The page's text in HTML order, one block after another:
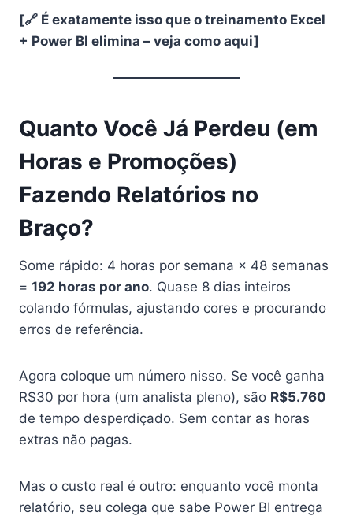
[🔗 É exatamente isso que o treinamento Excel
+ Power BI elimina – veja como aqui]
Quanto Você Já Perdeu (em
Horas e Promoções)
Fazendo Relatórios no
Braço?
Some rápido: 4 horas por semana × 48 semanas
= 192 horas por ano. Quase 8 dias inteiros
colando fórmulas, ajustando cores e procurando
erros de referência.
Agora coloque um número nisso. Se você ganha
R$30 por hora (um analista pleno), são R$5.760
de tempo desperdiçado. Sem contar as horas
extras não pagas.
Mas o custo real é outro: enquanto você monta
relatório, seu colega que sabe Power BI entrega